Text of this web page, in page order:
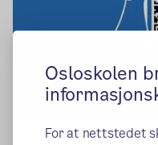
Osloskolen
For at nettstedet